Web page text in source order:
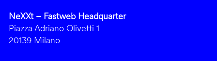
NeXXt – Fastweb Headquarter
Piazza Adriano Olivetti 1
20139 Milano